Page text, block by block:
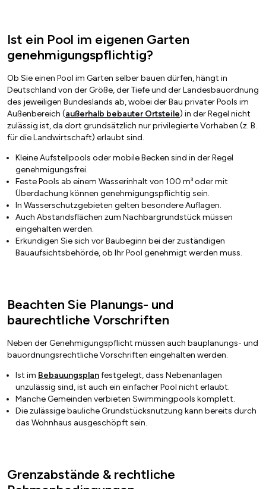
Ist ein Pool im eigenen Garten
genehmigungspflichtig?
Ob Sie einen Pool im Garten selber bauen dürfen, hängt in
Deutschland von der Größe, der Tiefe und der Landesbauordnung
des jeweiligen Bundeslands ab, wobei der Bau privater Pools im
Außenbereich (außerhalb bebauter Ortsteile) in der Regel nicht
zulässig ist, da dort grundsätzlich nur privilegierte Vorhaben (z. B.
für die Landwirtschaft) erlaubt sind.
Kleine Aufstellpools oder mobile Becken sind in der Regel
genehmigungsfrei.
Feste Pools ab einem Wasserinhalt von 100 m³ oder mit
Überdachung können genehmigungspflichtig sein.
In Wasserschutzgebieten gelten besondere Auflagen.
Auch Abstandsflächen zum Nachbargrundstück müssen
eingehalten werden.
Erkundigen Sie sich vor Baubeginn bei der zuständigen
Bauaufsichtsbehörde, ob Ihr Pool genehmigt werden muss.
Beachten Sie Planungs- und
baurechtliche Vorschriften
Neben der Genehmigungspflicht müssen auch bauplanungs- und
bauordnungsrechtliche Vorschriften eingehalten werden.
Ist im Bebauungsplanfestgelegt, dass Nebenanlagen
unzulässig sind, ist auch ein einfacher Pool nicht erlaubt.
Manche Gemeinden verbieten Swimmingpools komplett.
Die zulässige bauliche Grundstücksnutzung kann bereits durch
das Wohnhaus ausgeschöpft sein.
Grenzabstände & rechtliche